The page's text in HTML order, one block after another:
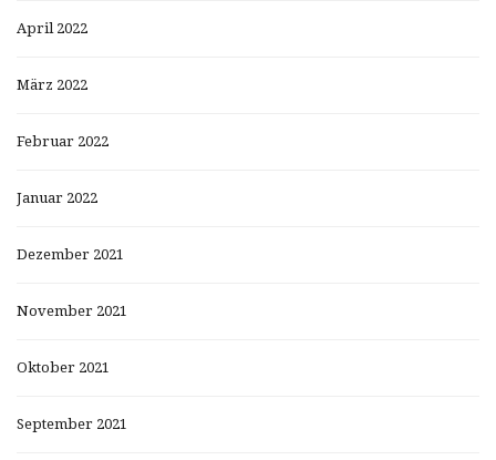
April 2022
März 2022
Februar 2022
Januar 2022
Dezember 2021
November 2021
Oktober 2021
September 2021